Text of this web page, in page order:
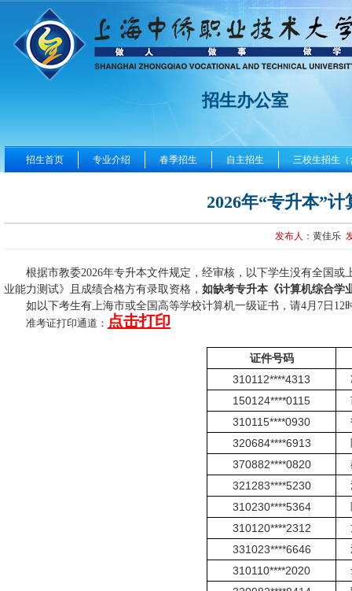
招生办公室
招生首页 专业介绍 春季招生 自主招生 三校生招生
2026年“专升本”
发布人： 黄佳乐
根据市教委2026年专升本文件规定，经审核， 以下学生没有全国或
业能力测试》 且成绩合格方有录取资格 ， 如缺考专升本 《计算机综合学
如 以下考生有上海市或全国高等学校计算机一级证书，请4月 7 日 12
准考证打印通道： 点击打印
证件号码
310112****4313
150124****0115
310115****0930
320684****6913
370882****0820
321283****5230
310230****5364
310120****2312
331023****6646
310110****2020